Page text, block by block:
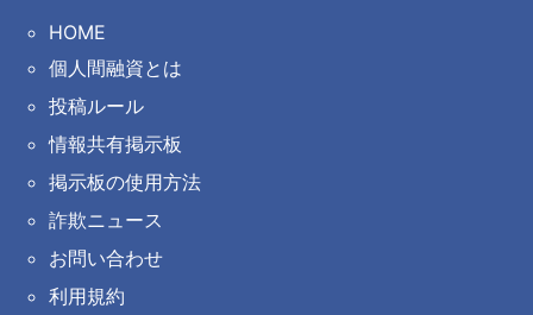
HOME
個人間融資とは
投稿ルール
情報共有掲示板
掲示板の使用方法
詐欺ニュース
お問い合わせ
利用規約